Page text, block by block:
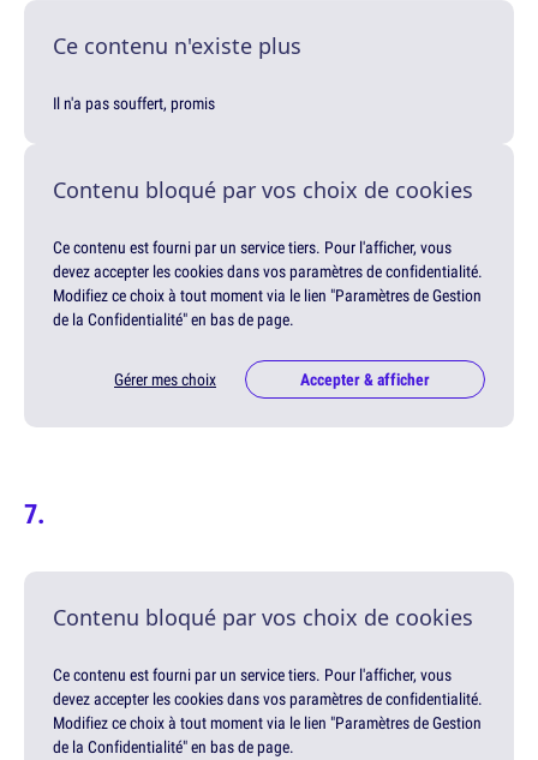
Ce contenu n'existe plus
Il n'a pas souffert, promis
Contenu bloqué par vos choix de cookies
Ce contenu est fourni par un service tiers. Pour l'afficher, vous
devez accepter les cookies dans vos paramètres de confidentialité.
Modifiez ce choix à tout moment via le lien "Paramètres de Gestion
de la Confidentialité" en bas de page.
Gérer mes choix Accepter & afficher
Contenu bloqué par vos choix de cookies
Ce contenu est fourni par un service tiers. Pour l'afficher, vous
devez accepter les cookies dans vos paramètres de confidentialité.
Modifiez ce choix à tout moment via le lien "Paramètres de Gestion
de la Confidentialité" en bas de page.